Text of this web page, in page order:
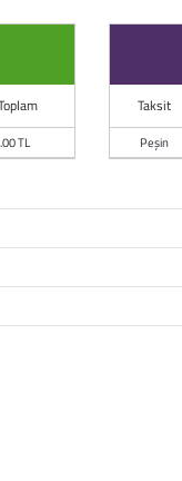
TL
Taksit
Peşin